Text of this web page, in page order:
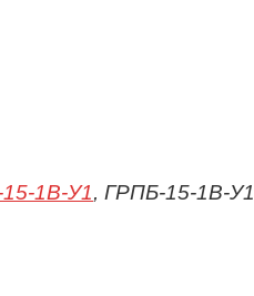
1В-У1, ГРПБ-15-1В-У1